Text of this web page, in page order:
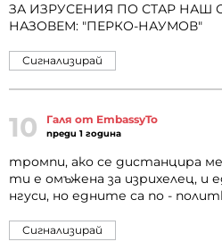
ЗА ИЗРУСЕНИЯ ПО СТАР НАШ
НАЗОВЕМ: "ПЕРКО-НАУМОВ"
Сигнализирай
10 Галя от EmbassyTo
преди 1 година
тромпи, ако се дистанцира
ти е омъжена за изрихелец, и
нгуси, но едните са по -
Сигнализирай